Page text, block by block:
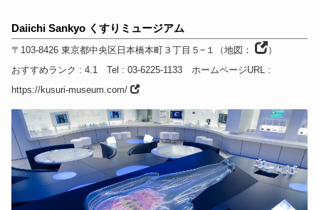
Daiichi Sankyo くすりミュージアム
〒103-8426 東京都中央区日本橋本町３丁目５−１ （地図：
）
おすすめランク : 4.1 Tel : 03-6225-1133 ホームページURL :
https://kusuri-museum.com/